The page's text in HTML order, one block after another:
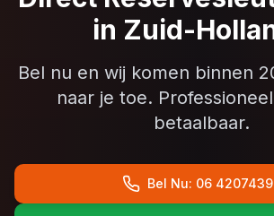
in Zuid-
Bel nu en wij komen binnen
naar je toe.
betaalbaar.
Bel Nu: 06